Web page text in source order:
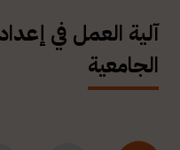
آلية العمل في
الجامعية